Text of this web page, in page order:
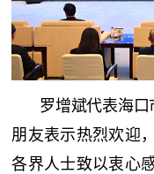
罗增斌代表海
朋友表示热烈欢迎
各界人士致以衷心